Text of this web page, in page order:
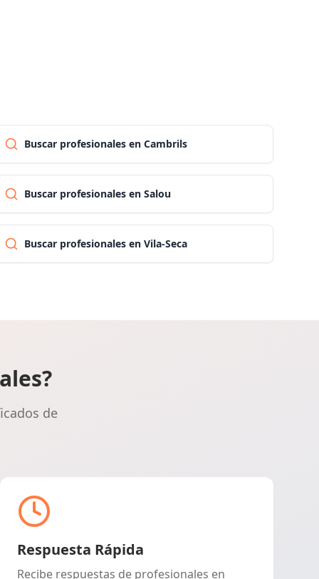
Ourense
Palencia
Sevilla
Buscar profesionales en Cambrils
Buscar profesionales en Salou
Buscar profesionales en Vila-Seca
de
Respuesta Rápida
Recibe respuestas de profesionales en